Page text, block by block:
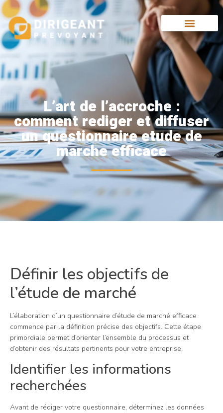
L’art de l’accroche :
comment rediger et diffuser
un questionnaire etude de
marche efficace
Définir les objectifs de
l’étude de marché
L’élaboration d’un questionnaire d’étude de marché efficace
commence par la définition précise des objectifs. Cette étape
primordiale permet d’orienter l’ensemble du processus et
d’obtenir des résultats pertinents pour votre entreprise.
Identifier les informations
recherchées
Avant de rédiger votre questionnaire, déterminez les données